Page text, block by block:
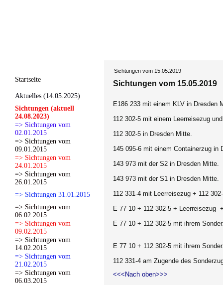
Startseite
Aktuelles (14.05.2025)
Sichtungen (aktuell
24.08.2023)
=> Sichtungen vom
02.01.2015
=> Sichtungen vom
09.01.2015
=> Sichtungen vom
24.01.2015
=> Sichtungen vom
26.01.2015
=> Sichtungen 31.01.2015
=> Sichtungen vom
06.02.2015
=> Sichtungen vom
09.02.2015
=> Sichtungen vom
14.02.2015
=> Sichtungen vom
21.02.2015
=> Sichtungen vom
06.03.2015
Sichtungen vom 15.05.2019
Sichtungen vom 15.05.2019
E186 233 mit einem KLV in Dresden
112 302-5 mit einem Leerreisezug
112 302-5 in Dresden Mitte.
145 095-6 mit einem Containerzug in
143 973 mit der S2 in Dresden Mitte.
143 973 mit der S1 in Dresden Mitte.
112 331-4 mit Leerreisezug + 112
E 77 10 + 112 302-5 + Leerreisezug
E 77 10 + 112 302-5 mit ihrem
E 77 10 + 112 302-5 mit ihrem
112 331-4 am Zugende des
<<<Nach oben>>>